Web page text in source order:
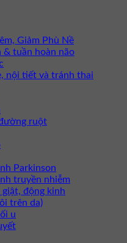
Giảm Phù Nề
& tuần hoàn não
nội tiết và tránh thai
ruột
Parkinson
truyền nhiễm
động kinh
trên da)
u